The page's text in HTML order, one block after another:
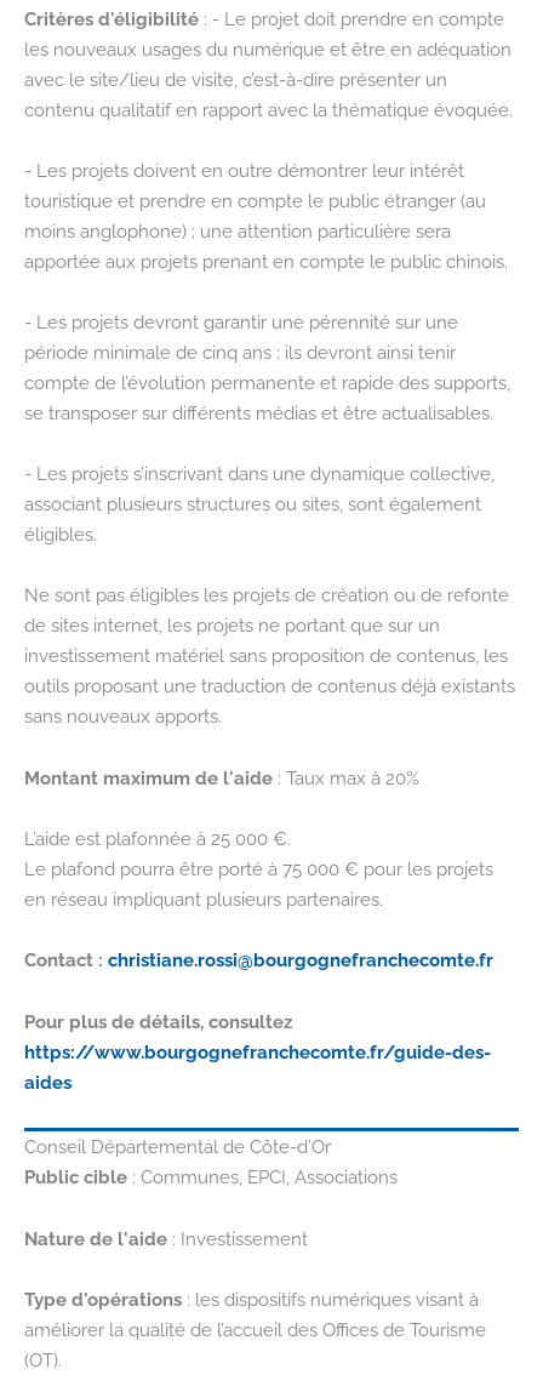
Critères d'éligibilité : - Le projet doit prendre en compte
les nouveaux usages du numérique et être en adéquation
avec le site/lieu de visite, c’est-à-dire présenter un
contenu qualitatif en rapport avec la thématique évoquée.
- Les projets doivent en outre démontrer leur intérêt
touristique et prendre en compte le public étranger (au
moins anglophone) ; une attention particulière sera
apportée aux projets prenant en compte le public chinois.
- Les projets devront garantir une pérennité sur une
période minimale de cinq ans : ils devront ainsi tenir
compte de l’évolution permanente et rapide des supports,
se transposer sur différents médias et être actualisables.
- Les projets s’inscrivant dans une dynamique collective,
associant plusieurs structures ou sites, sont également
éligibles.
Ne sont pas éligibles les projets de création ou de refonte
de sites internet, les projets ne portant que sur un
investissement matériel sans proposition de contenus, les
outils proposant une traduction de contenus déjà existants
sans nouveaux apports.
Montant maximum de l'aide : Taux max à 20%
L’aide est plafonnée à 25 000 €.
Le plafond pourra être porté à 75 000 € pour les projets
en réseau impliquant plusieurs partenaires.
Contact : christiane.rossi@bourgognefranchecomte.fr
Pour plus de détails, consultez
https://www.bourgognefranchecomte.fr/guide-des-
aides
Conseil Départemental de Côte-d’Or
Public cible : Communes, EPCI, Associations
Nature de l'aide : Investissement
Type d'opérations : les dispositifs numériques visant à
améliorer la qualité de l’accueil des Offices de Tourisme
(OT).